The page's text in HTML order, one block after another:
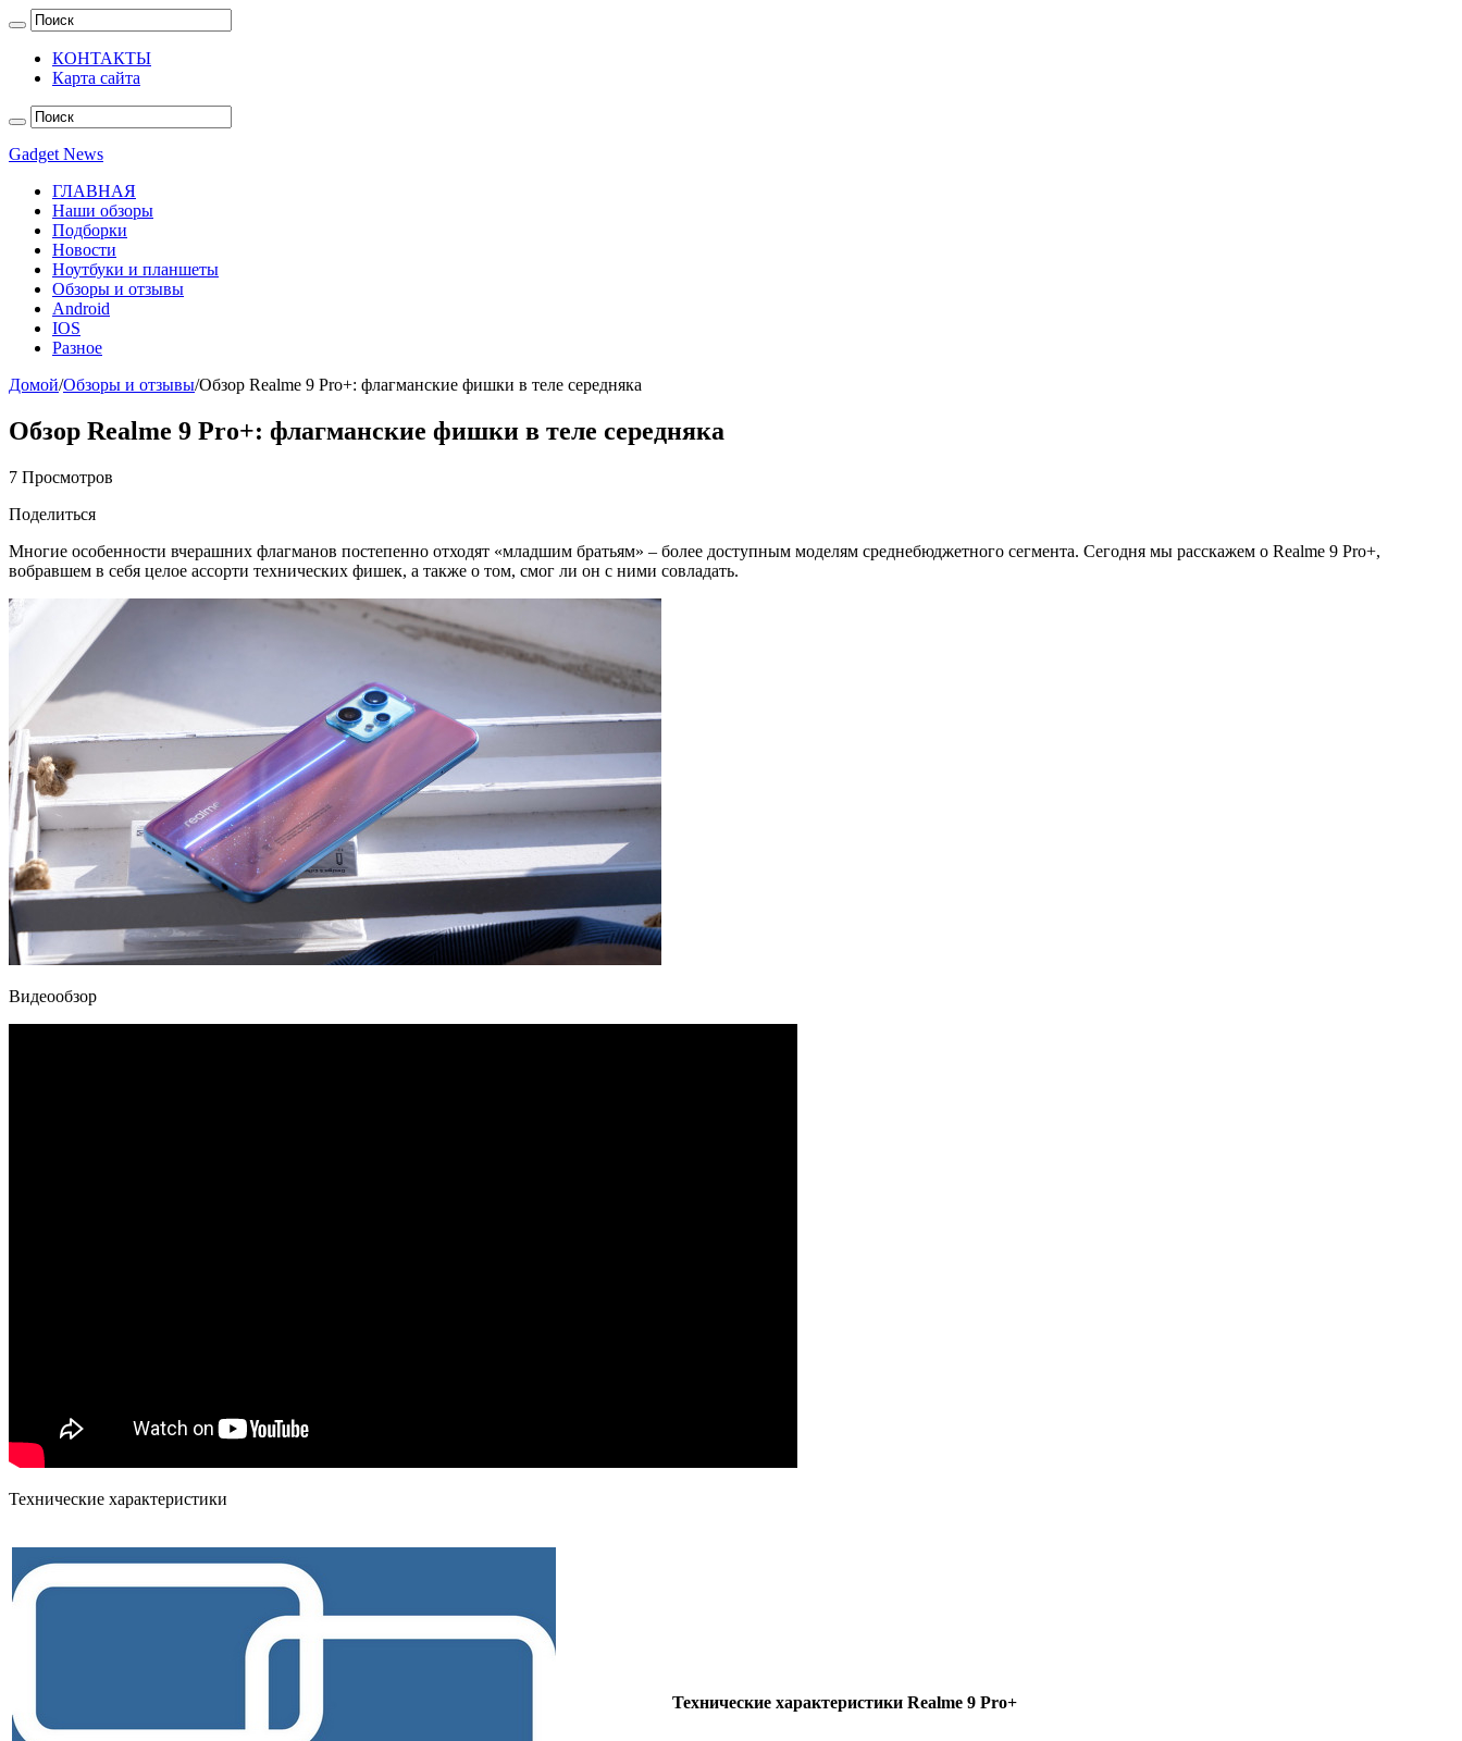
КОНТАКТЫ
Карта сайта
Gadget News
ГЛАВНАЯ
Наши обзоры
Подборки
Новости
Ноутбуки и планшеты
Обзоры и отзывы
Android
IOS
Разное
Домой/Обзоры и отзывы/Обзор Realme 9 Pro+: флагманские фишки в теле середняка
Обзор Realme 9 Pro+: флагманские фишки в теле середняка
7 Просмотров
Поделиться
Многие особенности вчерашних флагманов постепенно отходят «младшим братьям» – более доступным моделям среднебюджетного сегмента. Сегодня мы расскажем о Realme 9 Pro+,
вобравшем в себя целое ассорти технических фишек, а также о том, смог ли он с ними совладать.
Видеообзор
Технические характеристики
Технические характеристики Realme 9 Pro+